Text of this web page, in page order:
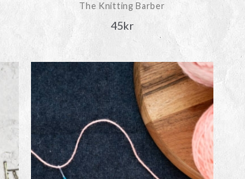
The Knitting Barber
45kr